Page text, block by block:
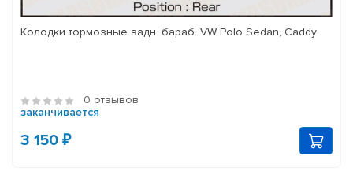
Колодки тормозные задн. бараб. VW Polo Sedan, Caddy
0 отзывов
заканчивается
3 150 ₽